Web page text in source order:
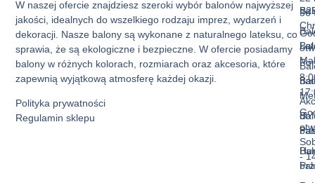
W naszej ofercie znajdziesz szeroki wybór balonów najwyższej
jakości, idealnych do wszelkiego rodzaju imprez, wydarzeń i
dekoracji. Nasze balony są wykonane z naturalnego lateksu, co
sprawia, że są ekologiczne i bezpieczne. W ofercie posiadamy
balony w różnych kolorach, rozmiarach oraz akcesoria, które
zapewnią wyjątkową atmosferę każdej okazji.
Polityka prywatności
Regulamin sklepu
do
36
-